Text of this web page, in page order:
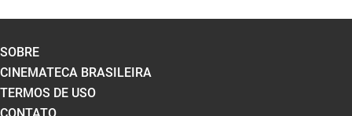
SOBRE
CINEMATECA BRASILEIRA
TERMOS DE USO